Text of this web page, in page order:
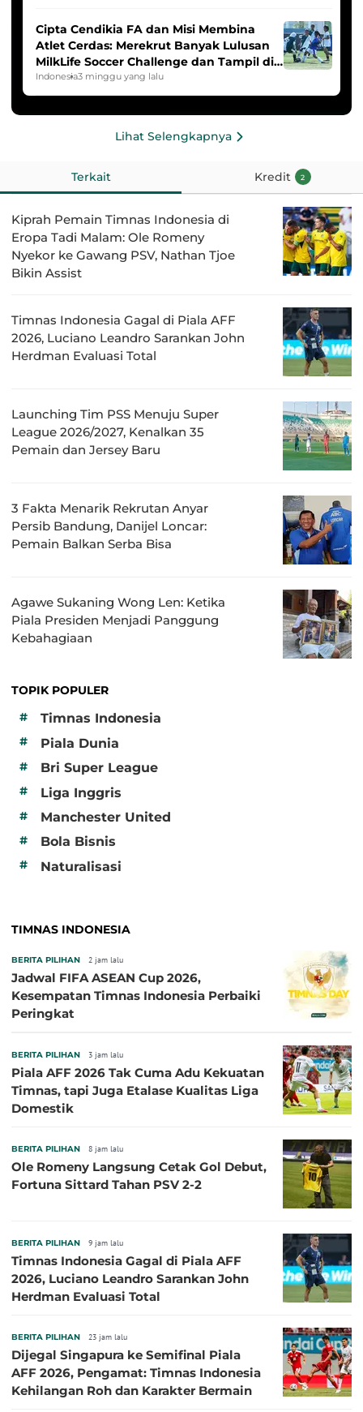
Cipta Cendikia FA dan Misi Membina
Atlet Cerdas: Merekrut Banyak Lulusan
MilkLife Soccer Challenge dan Tampil di
HYDROPLUS Soccer League
Indonesia3 minggu yang lalu
Lihat Selengkapnya
Terkait Kredit 2
Kiprah Pemain Timnas Indonesia di
Eropa Tadi Malam: Ole Romeny
Nyekor ke Gawang PSV, Nathan Tjoe
Bikin Assist
Timnas Indonesia Gagal di Piala AFF
2026, Luciano Leandro Sarankan John
Herdman Evaluasi Total
Launching Tim PSS Menuju Super
League 2026/2027, Kenalkan 35
Pemain dan Jersey Baru
3 Fakta Menarik Rekrutan Anyar
Persib Bandung, Danijel Loncar:
Pemain Balkan Serba Bisa
Agawe Sukaning Wong Len: Ketika
Piala Presiden Menjadi Panggung
Kebahagiaan
TOPIK POPULER
#
Timnas Indonesia
# Piala Dunia
# Bri Super League
# Liga Inggris
# Manchester United
# Bola Bisnis
# Naturalisasi
TIMNAS INDONESIA
BERITA PILIHAN 2 jam lalu
Jadwal FIFA ASEAN Cup 2026,
Kesempatan Timnas Indonesia Perbaiki
Peringkat
BERITA PILIHAN 3 jam lalu
Piala AFF 2026 Tak Cuma Adu Kekuatan
Timnas, tapi Juga Etalase Kualitas Liga
Domestik
BERITA PILIHAN 8 jam lalu
Ole Romeny Langsung Cetak Gol Debut,
Fortuna Sittard Tahan PSV 2-2
BERITA PILIHAN 9 jam lalu
Timnas Indonesia Gagal di Piala AFF
2026, Luciano Leandro Sarankan John
Herdman Evaluasi Total
BERITA PILIHAN 23 jam lalu
Dijegal Singapura ke Semifinal Piala
AFF 2026, Pengamat: Timnas Indonesia
Kehilangan Roh dan Karakter Bermain